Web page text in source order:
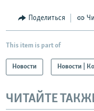
Поделиться
This item is part of
Новости Новости |
ЧИТАЙТЕ